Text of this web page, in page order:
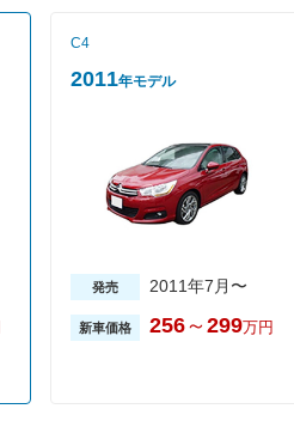
C4
2011年モデル
発売 2011年7月〜
新車価格 256～ 299万円